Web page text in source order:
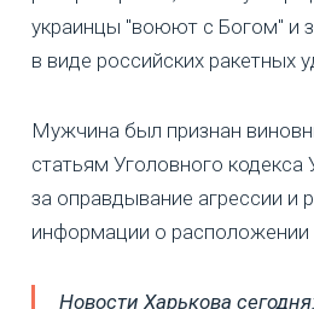
украинцы "воюют с Богом" и
в виде российских ракетных
Мужчина был признан
статьям Уголовного кодекса
за оправдывание агрессии и
информации о
Новости Харькова